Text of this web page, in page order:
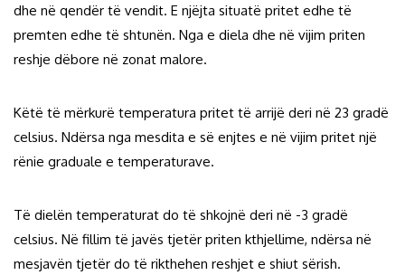
dhe në qendër të vendit. E njëjta situatë pritet edhe të
premten edhe të shtunën. Nga e diela dhe në vijim priten
reshje dëbore në zonat malore.
Këtë të mërkurë temperatura pritet të arrijë deri në 23 gradë
celsius. Ndërsa nga mesdita e së enjtes e në vijim pritet një
rënie graduale e temperaturave.
Të dielën temperaturat do të shkojnë deri në -3 gradë
celsius. Në fillim të javës tjetër priten kthjellime, ndërsa në
mesjavën tjetër do të rikthehen reshjet e shiut sërish.